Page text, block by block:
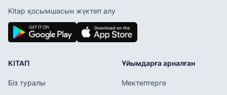
Kitap қосымшасын жүктеп алу
КІТАП
Біз туралы
Ұйымдарға арналған
Мектептерге